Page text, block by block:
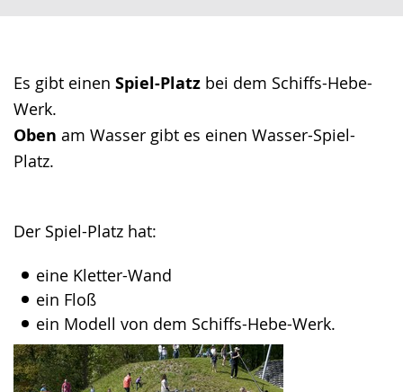
the
text
in
sign
Es gibt einen Spiel-Platz bei dem Schiffs-Hebe-
Werk.
Oben am Wasser gibt es einen Wasser-Spiel-
Platz.
Der Spiel-Platz hat:
eine Kletter-Wand
ein Floß
ein Modell von dem Schiffs-Hebe-Werk.